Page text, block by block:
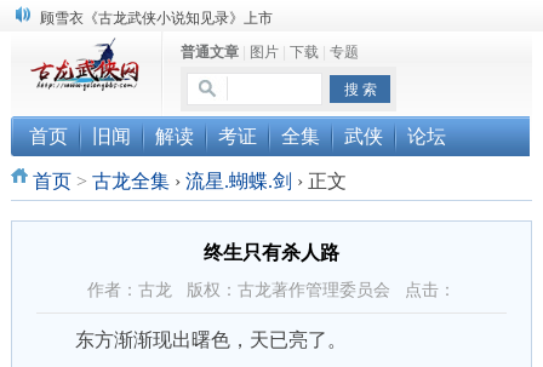
顾雪衣《古龙武侠小说知见录》上市
“武侠书库”查缺补漏活动圆满结束
《古龙小说原貌探究》修订版已上市
普通文章| 图片| 下载| 专题
首页 旧闻 解读 考证 全集 武侠 论坛
首页> 古龙全集 › 流星.蝴蝶.剑 ›正文
终生只有杀人路
作者：古龙 版权：古龙著作管理委员会 点击：
东方渐渐现出曙色，天已亮了。